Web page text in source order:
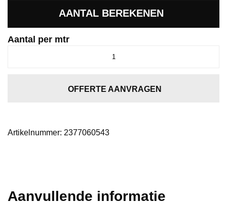
AANTAL BEREKENEN
Aantal per mtr
OFFERTE AANVRAGEN
Artikelnummer: 2377060543
Aanvullende informatie